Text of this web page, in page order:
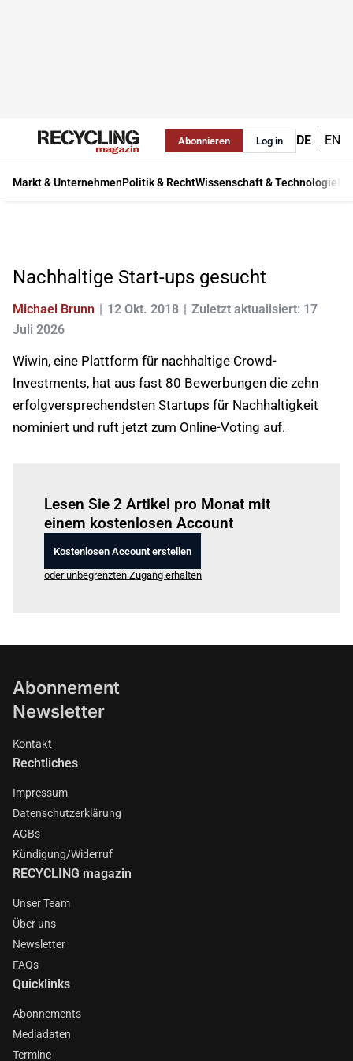
Abonnieren Log in DE EN
Markt & UnternehmenPolitik & RechtWissenschaft & Technologie
Nachhaltige Start-ups gesucht
Michael Brunn 12 Okt. 2018
Zuletzt aktualisiert: 17
Juli 2026
Wiwin, eine Plattform für nachhaltige Crowd-
Investments, hat aus fast 80 Bewerbungen die zehn
erfolgversprechendsten Startups für Nachhaltigkeit
nominiert und ruft jetzt zum Online-Voting auf.
Lesen Sie 2 Artikel pro Monat mit
einem kostenlosen Account
Kostenlosen Account erstellen
oder unbegrenzten Zugang erhalten
Abonnement
Newsletter
Kontakt
Rechtliches
Impressum
Datenschutzerklärung
AGBs
Kündigung/Widerruf
RECYCLING magazin
Unser Team
Über uns
Newsletter
FAQs
Quicklinks
Abonnements
Mediadaten
Termine